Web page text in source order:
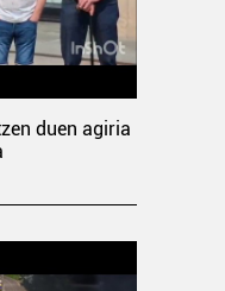
duen agiria